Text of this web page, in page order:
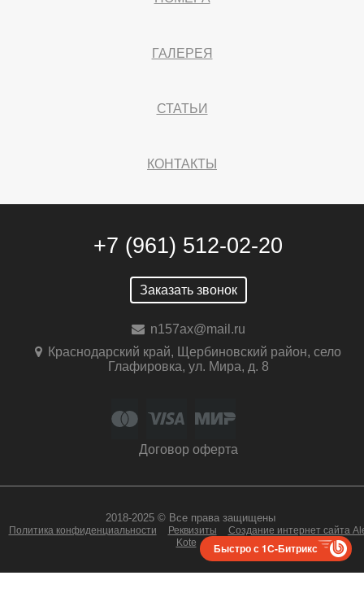
ГАЛЕРЕЯ
СТАТЬИ
КОНТАКТЫ
+7 (961) 512-02-20
Заказать звонок
n157ax@mail.ru
Краснодарский край, Щербиновский район, село
Глафировка, ул. Мира, д. 8
Договор оферта
2018-2025 © Все права защищены
Политика конфиденциальности Реквизиты
Создание интернет сайта
Kote
Быстро с 1С-Битрикс